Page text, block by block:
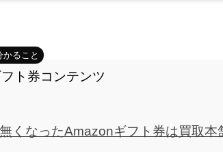
ト券コンテンツ
くなったAmazonギフト券は買取本